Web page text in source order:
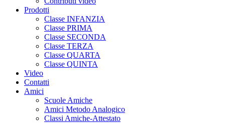
Prodotti
Classe INFANZIA
Classe PRIMA
Classe SECONDA
Classe TERZA
Classe QUARTA
Classe QUINTA
Video
Contatti
Amici
Scuole Amiche
Amici Metodo Analogico
Classi Amiche-Attestato